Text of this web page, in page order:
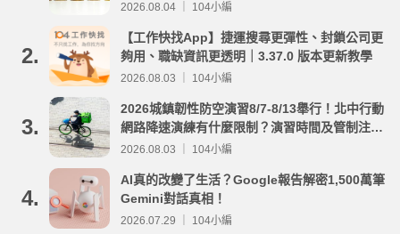
2026.08.04 ｜ 104小編
2.
【工作快找App】捷運搜尋更彈性、封鎖公司更
夠用、職缺資訊更透明｜3.37.0 版本更新教學
2026.08.03 ｜ 104小編
3.
2026城鎮韌性防空演習8/7-8/13舉行！北中行動
網路降速演練有什麼限制？演習時間及管制注意
事項整理
2026.08.03 ｜ 104小編
4.
AI真的改變了生活？Google報告解密1,500萬筆
Gemini對話真相！
2026.07.29 ｜ 104小編